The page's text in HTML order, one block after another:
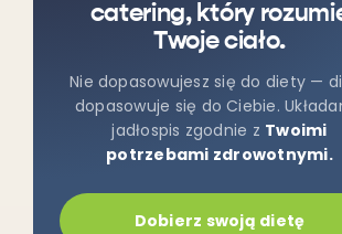
catering, który
Twoje ciało.
Nie dopasowujesz się do diety —
dopasowuje się do Ciebie.
jadłospis zgodnie z Twoimi
potrzebami zdrowotnymi.
Dobierz swoją dietę